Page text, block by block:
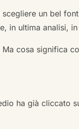
un bel
in ultima analisi,
Ma cosa significa
ha già cliccato